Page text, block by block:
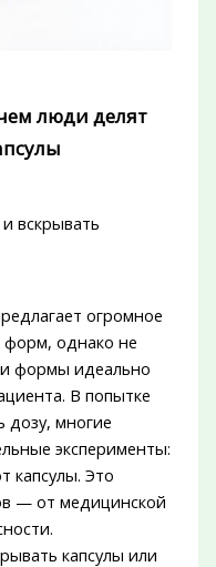
люди делят
огромное
форм, однако не
формы идеально
В попытке
дозу, многие
эксперименты:
капсулы. Это
— от медицинской
капсулы или